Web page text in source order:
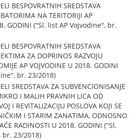
BESPOVRATNIH SREDSTAVA
NA TERITORIJI AP
GODINI ("Sl. list AP Vojvodine", br.
BESPOVRATNIH SREDSTAVA
ZA DOPRINOS RAZVOJU
AP VOJVODINE U 2018. GODINI
br. 23/2018)
SREDSTAVA ZA SUBVENCIONISANJE
I MALIH PRAVNIH LICA OD
I REVITALIZACIJU POSLOVA KOJI SE
I STARIM ZANATIMA, ODNOSNO
RADINOSTI U 2018. GODINI ("Sl.
br. 23/2018)